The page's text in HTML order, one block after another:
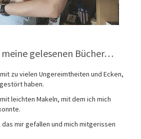
gelesenen Bücher…
zu vielen Ungereimtheiten und Ecken,
haben.
leichten Makeln, mit dem ich mich
mir gefallen und mich mitgerissen